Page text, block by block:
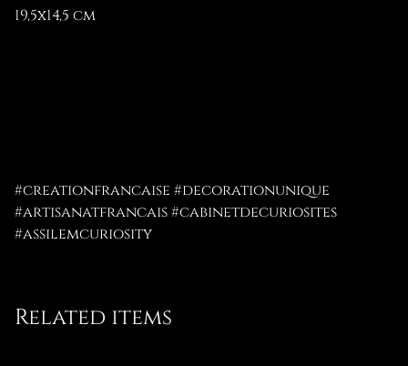
19,5x14,5 cm
#creationfrancaise #decorationunique
#artisanatfrancais #cabinetdecuriosites
#assilemcuriosity
Related items